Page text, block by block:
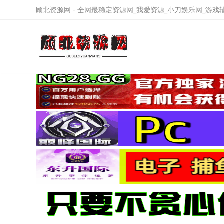
顾北资源网 - 全网最稳定资源网_我爱资源_小刀娱乐网_游戏